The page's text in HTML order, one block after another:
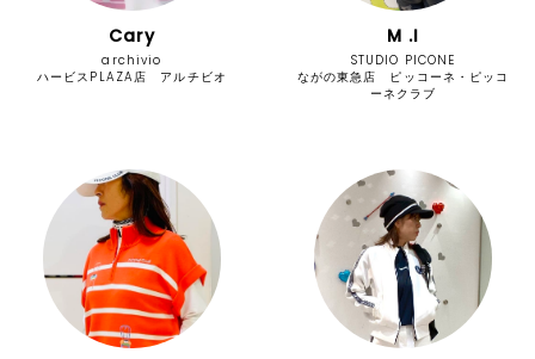
Cary
archivio
ハービスPLAZA店 アルチビオ
M .I
STUDIO PICONE
ながの東急店 ピッコーネ・ピッコ
ーネクラブ